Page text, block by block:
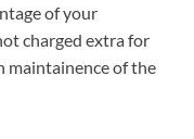
of your
charged extra for
maintainence of the